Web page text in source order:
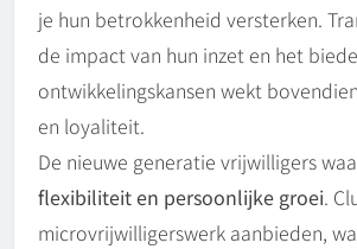
je hun betrokkenheid versterken.
de impact van hun inzet en het
ontwikkelingskansen wekt
en loyaliteit.
De nieuwe generatie vrijwilligers
flexibiliteit en persoonlijke groei.
microvrijwilligerswerk aanbieden,